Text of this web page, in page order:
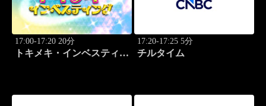
17:00-17:20 20分
トキメキ・インベスティン
17:20-17:25 5分
チルタイム